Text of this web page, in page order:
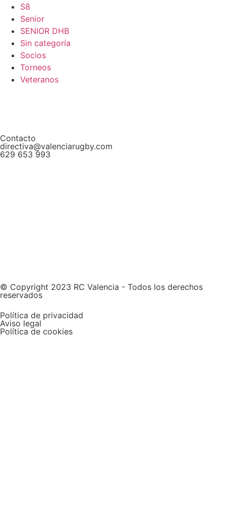
S8
Senior
SENIOR DHB
Sin categoría
Socios
Torneos
Veteranos
Contacto
directiva@valenciarugby.com
629 653 993
© Copyright 2023 RC Valencia - Todos los derechos
reservados
Política de privacidad
Aviso legal
Política de cookies